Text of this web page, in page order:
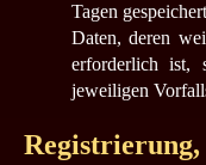
Tagen
Daten, deren
erforderlich ist,
jeweiligen